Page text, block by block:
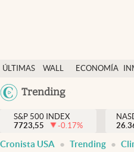
ÚLTIMAS
NOTICIAS
WALL
DÓLAR
ECONOMÍA
Trending
Finanzas y economía
Wall Street y dólar
Inmigración
S&P 500 INDEX
7723,55
-0.17%
Cronista USA Trending